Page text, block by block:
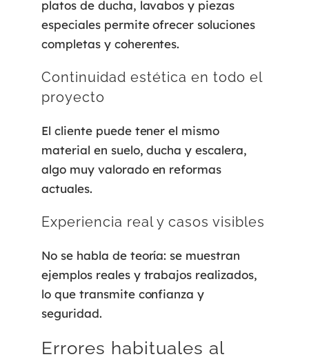
platos de ducha, lavabos y piezas
especiales permite ofrecer soluciones
completas y coherentes.
Continuidad estética en todo el
proyecto
El cliente puede tener el mismo
material en suelo, ducha y escalera,
algo muy valorado en reformas
actuales.
Experiencia real y casos visibles
No se habla de teoría: se muestran
ejemplos reales y trabajos realizados,
lo que transmite confianza y
seguridad.
Errores habituales al